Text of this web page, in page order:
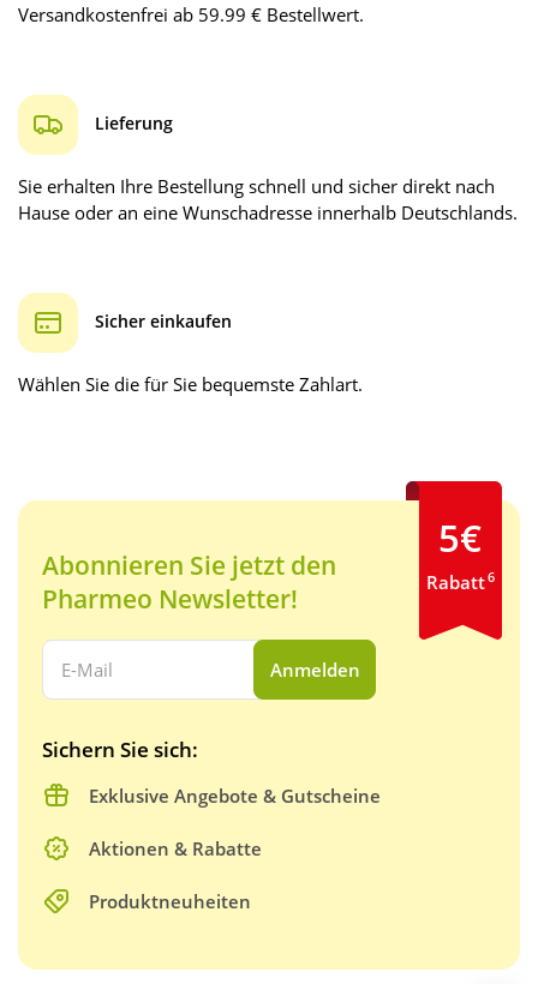
Versandkostenfrei ab 59.99 € Bestellwert.
Lieferung
Sie erhalten Ihre Bestellung schnell und sicher direkt nach
Hause oder an eine Wunschadresse innerhalb Deutschlands.
Sicher einkaufen
Wählen Sie die für Sie bequemste Zahlart.
Abonnieren Sie jetzt den
Pharmeo Newsletter!
Ihre E-Mail Adresse:
Anmelden
Sichern Sie sich:
Exklusive Angebote & Gutscheine
Aktionen & Rabatte
Produktneuheiten
5€
Rabatt6